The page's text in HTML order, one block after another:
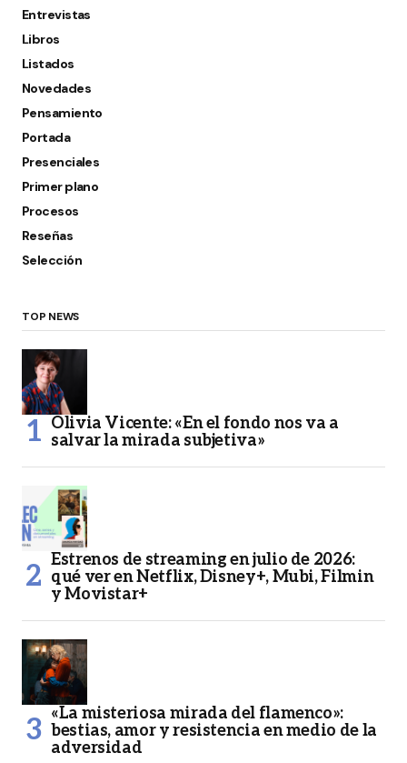
Entrevistas
Libros
Listados
Novedades
Pensamiento
Portada
Presenciales
Primer plano
Procesos
Reseñas
Selección
TOP NEWS
Olivia Vicente: «En el fondo nos va a
salvar la mirada subjetiva»
Estrenos de streaming en julio de 2026:
qué ver en Netflix, Disney+, Mubi, Filmin
y Movistar+
«La misteriosa mirada del flamenco»:
bestias, amor y resistencia en medio de la
adversidad